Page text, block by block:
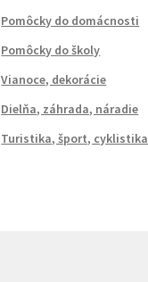
Pomôcky do domácnosti
Pomôcky do školy
Vianoce, dekorácie
Dielňa, záhrada, náradie
Turistika, šport, cyklistika